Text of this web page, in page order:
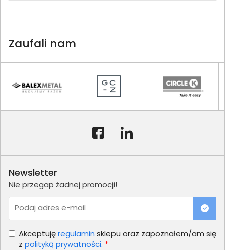
Zaufali nam
Newsletter
Nie przegap żadnej promocji!
Podaj adres e-mail
Akceptujęregulamin sklepu oraz zapoznałem/am się
z polityką prywatności. *